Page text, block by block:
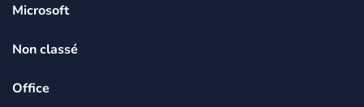
Microsoft
Non classé
Office